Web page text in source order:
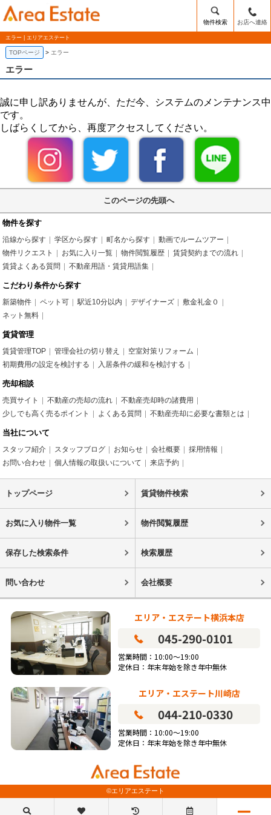
物件検索 お店へ連絡
エラー | エリアエステート
TOPページ エラー
エラー
誠に申し訳ありませんが、ただ今、システムのメンテナンス中
です。
しばらくしてから、再度アクセスしてください。
このページの先頭へ
物件を探す
沿線から探す 学区から探す 町名から探す
動画でルームツアー
物件リクエスト
お気に入り一覧 物件閲覧履歴
賃貸契約までの流れ
賃貸よくある質問
不動産用語・賃貸用語集
こだわり条件から探す
新築物件 ペット可 駅近10分以内 デザイナーズ
敷金礼金０
ネット無料
賃貸管理
賃貸管理TOP 管理会社の切り替え
空室対策リフォーム
初期費用の設定を検討する
入居条件の緩和を検討する
売却相談
売買サイト 不動産の売却の流れ
不動産売却時の諸費用
少しでも高く売るポイント
よくある質問 不動産売却に必要な書類とは
当社について
スタッフ紹介 スタッフブログ お知らせ 会社概要
採用情報
お問い合わせ
個人情報の取扱いについて 来店予約
トップページ 賃貸物件検索
お気に入り物件一覧 物件閲覧履歴
保存した検索条件 検索履歴
問い合わせ 会社概要
エリア・エステート横浜本店
045-290-0101
営業時間：10:00～19:00
定休日：年末年始を除き年中無休
エリア・エステート川崎店
044-210-0330
営業時間：10:00～19:00
定休日：年末年始を除き年中無休
©エリアエステート